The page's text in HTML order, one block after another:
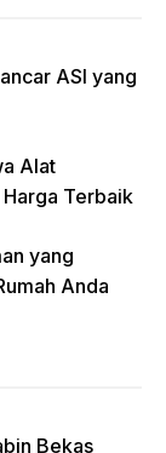
ASI yang
Alat
Terbaik
yang
Anda
Bekas